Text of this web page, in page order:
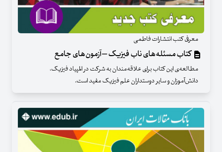
معرفی کتب انتشارات فاطمی
کتاب مسئله‌های ناب فیزیک – آزمون‌های جامع
مطالعه‌ی این کتاب برای علاقه‌مندان به شرکت در المپیاد فیزیک،
دانش‌آموزان و سایر دوستداران علم فیزیک مفید است.